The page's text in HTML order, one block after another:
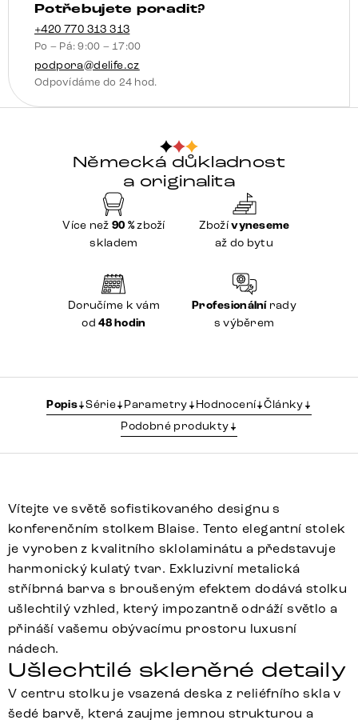
Potřebujete poradit?
+420 770 313 313
Po – Pá: 9:00 – 17:00
podpora@delife.cz
Odpovídáme do 24 hod.
Německá důkladnost
a originalita
Více než 90 %zboží
skladem
Zbožívyneseme
až do bytu
Doručíme k vám
od48 hodin
Profesionálnírady
s výběrem
Popis Série Parametry Hodnocení Články
Podobné produkty
Vítejte ve světě sofistikovaného designu s
konferenčním stolkem Blaise. Tento elegantní stolek
je vyroben z kvalitního sklolaminátu a představuje
harmonický kulatý tvar. Exkluzivní metalická
stříbrná barva s broušeným efektem dodává stolku
ušlechtilý vzhled, který impozantně odráží světlo a
přináší vašemu obývacímu prostoru luxusní
nádech.
Ušlechtilé skleněné detaily
V centru stolku je vsazená deska z reliéfního skla v
šedé barvě, která zaujme jemnou strukturou a